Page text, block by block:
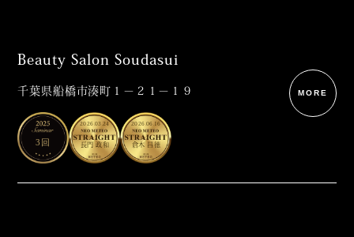
Beauty Salon Soudasui
千葉県船橋市湊町１－２１－１９
3回
2026.03.24
長門 政和
2026.06.16
倉木 昌徳
MORE